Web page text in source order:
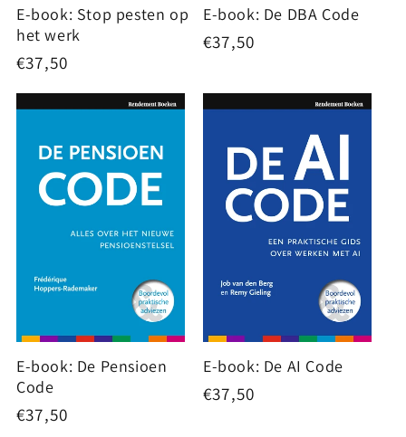
E-book: Stop pesten op
het werk
Normale
€37,50
E-book: De DBA Code
Normale
€37,50
E-book: De Pensioen
Code
Normale
€37,50
E-book: De AI Code
Normale
€37,50